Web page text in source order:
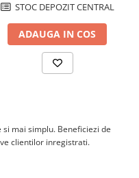
STOC DEPOZIT CENTRAL
ADAUGA IN COS
mai simplu. Beneficiezi de
clientilor inregistrati.